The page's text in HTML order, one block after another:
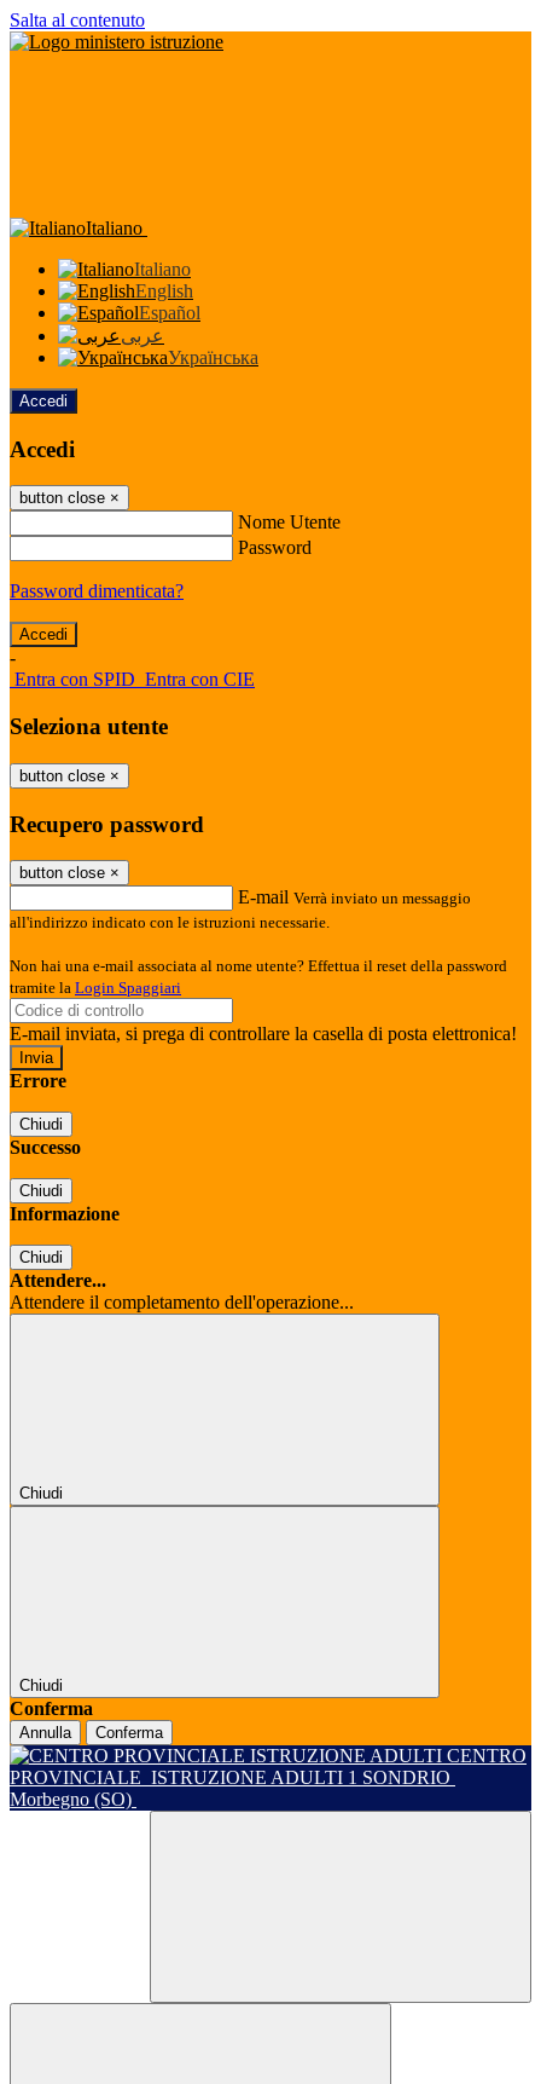
Salta al contenuto
Italiano
Italiano
English
Español
عربى
Українська
Accedi
Accedi
button close ×
Nome Utente
Password
Password dimenticata?
-
Entra con SPID Entra con CIE
Seleziona utente
button close ×
Recupero password
button close ×
E-mail Verrà inviato un messaggio
all'indirizzo indicato con le istruzioni necessarie.
Non hai una e-mail associata al nome utente? Effettua il reset della password
tramite la Login Spaggiari
E-mail inviata, si prega di controllare la casella di posta elettronica!
Errore
Chiudi
Successo
Chiudi
Informazione
Chiudi
Attendere...
Attendere il completamento dell'operazione...
Chiudi
Chiudi
Conferma
Annulla Conferma
CENTRO
PROVINCIALE ISTRUZIONE ADULTI 1 SONDRIO
Morbegno (SO)